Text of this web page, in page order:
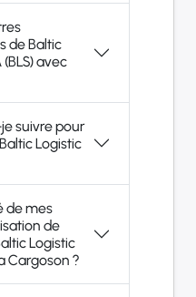
de Baltic
avec
suivre pour
Logistic
de mes
de
Logistic
Cargoson ?